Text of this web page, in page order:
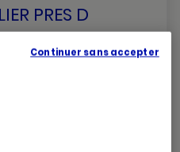
PRES D
: 59 min
Continuer sans accepter